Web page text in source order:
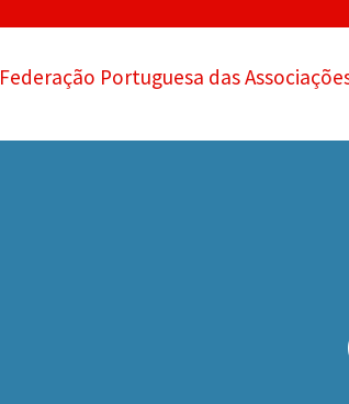
Federação Portuguesa das